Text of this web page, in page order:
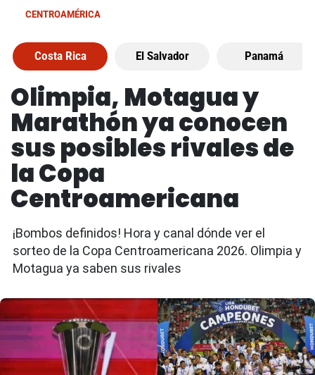
CENTROAMÉRICA
Costa Rica El Salvador Panamá
Olimpia, Motagua y
Marathón ya conocen
sus posibles rivales de
la Copa
Centroamericana
¡Bombos definidos! Hora y canal dónde ver el
sorteo de la Copa Centroamericana 2026. Olimpia y
Motagua ya saben sus rivales